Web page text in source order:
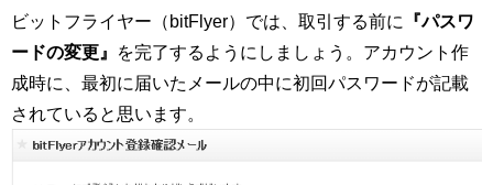
ビットフライヤー（bitFlyer）では、取引する前に
『パスワ
ードの変更』
を完了するようにしましょう。アカウント作
成時に、最初に届いたメールの中に初回パスワードが記載
されていると思います。